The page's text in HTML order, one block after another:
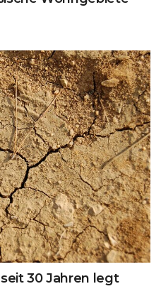
30 Jahren legt